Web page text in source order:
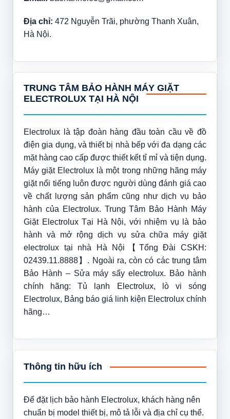
Địa chỉ: 472 Nguyễn Trãi, phường Thanh Xuân,
Hà Nội.
TRUNG TÂM BẢO HÀNH MÁY GIẶT
ELECTROLUX TẠI HÀ NỘI
Electrolux là tập đoàn hàng đầu toàn cầu về đồ
điện gia dụng, và thiết bị nhà bếp với đa dạng các
mặt hàng cao cấp được thiết kết tỉ mỉ và tiện dụng.
Máy giặt Electrolux là một trong những hãng máy
giặt nổi tiếng luôn được người dùng đánh giá cao
về chất lượng sản phẩm cũng như dịch vụ bảo
hành của Electrolux. Trung Tâm Bảo Hành Máy
Giặt Electrolux Tại Hà Nội, với nhiệm vụ là bảo
hành và mở rộng dịch vụ sửa chữa máy giặt
electrolux tại nhà Hà Nội【Tổng Đài CSKH:
02439.11.8888】. Ngoài ra, còn có các trung tâm
Bảo Hành – Sửa máy sấy electrolux. Bảo hành
chính hãng: Tủ lạnh Electrolux, lò vi sóng
Electrolux, Bảng báo giá linh kiện Electrolux chính
hãng…
Thông tin hữu ích
Để đặt lịch bảo hành Electrolux, khách hàng nên
chuẩn bị model thiết bị, mô tả lỗi và địa chỉ cụ thể.